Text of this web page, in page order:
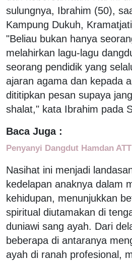
sulungnya, Ibrahim (50),
Kampung Dukuh,
"Beliau bukan hanya
melahirkan lagu-lagu
seorang pendidik yang
ajaran agama dan kepada
dititipkan pesan supaya
shalat," kata Ibrahim pada
Baca Juga :
Penyanyi Dangdut Hamdan
Nasihat ini menjadi
kedelapan anaknya dalam
kehidupan, menunjukkan
spiritual diutamakan di
duniawi sang ayah. Dari
beberapa di antaranya
ayah di ranah profesional,